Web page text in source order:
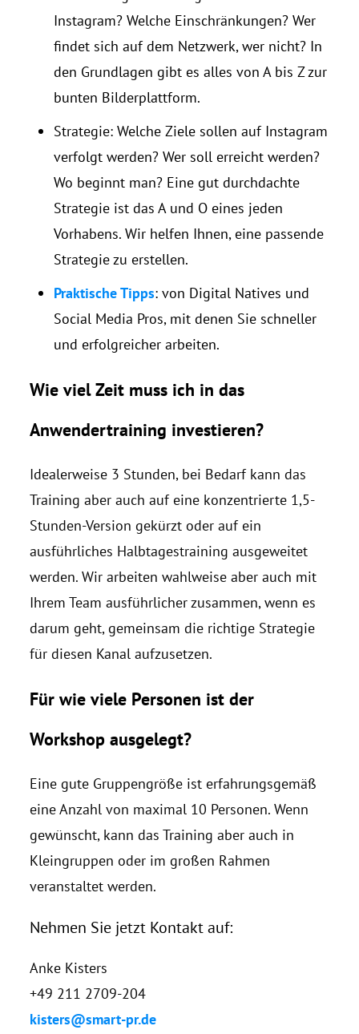
Instagram? Welche Einschränkungen? Wer
findet sich auf dem Netzwerk, wer nicht? In
den Grundlagen gibt es alles von A bis Z zur
bunten Bilderplattform.
Strategie: Welche Ziele sollen auf Instagram
verfolgt werden? Wer soll erreicht werden?
Wo beginnt man? Eine gut durchdachte
Strategie ist das A und O eines jeden
Vorhabens. Wir helfen Ihnen, eine passende
Strategie zu erstellen.
Praktische Tipps: von Digital Natives und
Social Media Pros, mit denen Sie schneller
und erfolgreicher arbeiten.
Wie viel Zeit muss ich in das
Anwendertraining investieren?
Idealerweise 3 Stunden, bei Bedarf kann das
Training aber auch auf eine konzentrierte 1,5-
Stunden-Version gekürzt oder auf ein
ausführliches Halbtagestraining ausgeweitet
werden. Wir arbeiten wahlweise aber auch mit
Ihrem Team ausführlicher zusammen, wenn es
darum geht, gemeinsam die richtige Strategie
für diesen Kanal aufzusetzen.
Für wie viele Personen ist der
Workshop ausgelegt?
Eine gute Gruppengröße ist erfahrungsgemäß
eine Anzahl von maximal 10 Personen. Wenn
gewünscht, kann das Training aber auch in
Kleingruppen oder im großen Rahmen
veranstaltet werden.
Nehmen Sie jetzt Kontakt auf:
Anke Kisters
+49 211 2709-204
kisters@smart-pr.de